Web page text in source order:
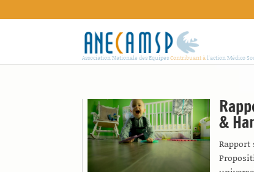
Association Nationale des EquipesContribuant àl'action Médico
&
Rapport